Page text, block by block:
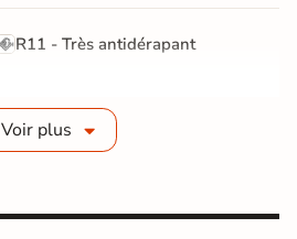
R11 - Très antidérapant
GR5 - Ultra-résistant
rectifié
Voir plus